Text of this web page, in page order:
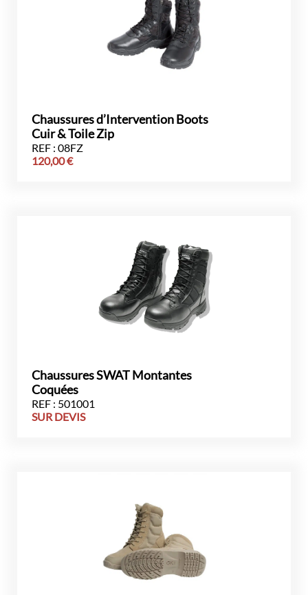
Chaussures d’Intervention Boots
Cuir & Toile Zip
REF : 08FZ
120,00€
Chaussures SWAT Montantes
Coquées
REF : 501001
SUR DEVIS